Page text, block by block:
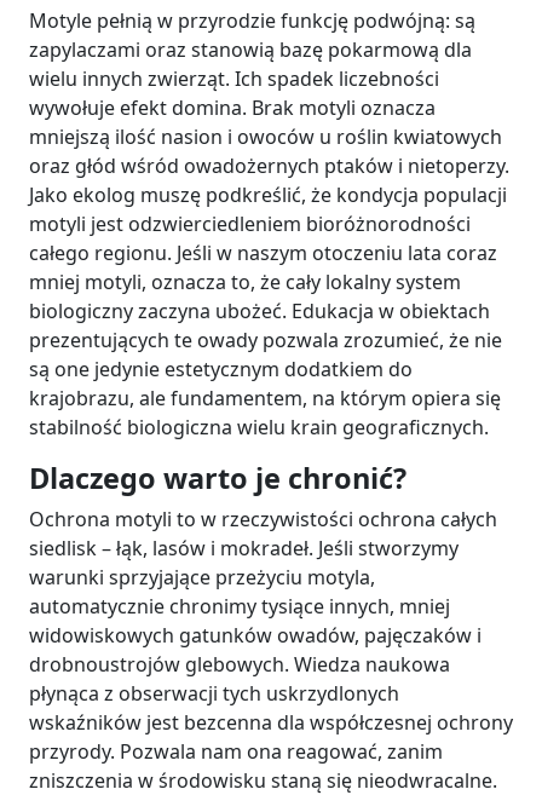
Motyle pełnią w przyrodzie funkcję podwójną: są
zapylaczami oraz stanowią bazę pokarmową dla
wielu innych zwierząt. Ich spadek liczebności
wywołuje efekt domina. Brak motyli oznacza
mniejszą ilość nasion i owoców u roślin kwiatowych
oraz głód wśród owadożernych ptaków i nietoperzy.
Jako ekolog muszę podkreślić, że kondycja populacji
motyli jest odzwierciedleniem bioróżnorodności
całego regionu. Jeśli w naszym otoczeniu lata coraz
mniej motyli, oznacza to, że cały lokalny system
biologiczny zaczyna ubożeć. Edukacja w obiektach
prezentujących te owady pozwala zrozumieć, że nie
są one jedynie estetycznym dodatkiem do
krajobrazu, ale fundamentem, na którym opiera się
stabilność biologiczna wielu krain geograficznych.
Dlaczego warto je chronić?
Ochrona motyli to w rzeczywistości ochrona całych
siedlisk – łąk, lasów i mokradeł. Jeśli stworzymy
warunki sprzyjające przeżyciu motyla,
automatycznie chronimy tysiące innych, mniej
widowiskowych gatunków owadów, pajęczaków i
drobnoustrojów glebowych. Wiedza naukowa
płynąca z obserwacji tych uskrzydlonych
wskaźników jest bezcenna dla współczesnej ochrony
przyrody. Pozwala nam ona reagować, zanim
zniszczenia w środowisku staną się nieodwracalne.